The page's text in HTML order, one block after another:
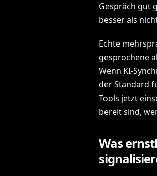
Gespräch gut
besser als
Echte
gesprochene
Wenn KI-
der Standard
Tools jetzt
bereit sind,
Was